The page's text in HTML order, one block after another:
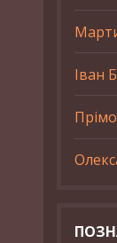
Іван